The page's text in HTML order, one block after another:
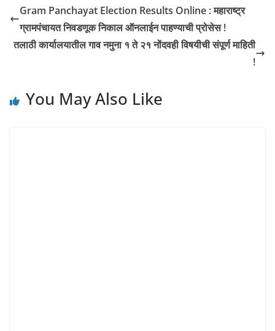
Gram Panchayat Election Results Online : महाराष्ट्र
ग्रामपंचायत निवडणूक निकाल ऑनलाईन पाहण्याची प्रोसेस !
तलाठी कार्यालयातील गाव नमुना १ ते २१ नोंदवही विषयीची संपूर्ण माहिती
!
You May Also Like